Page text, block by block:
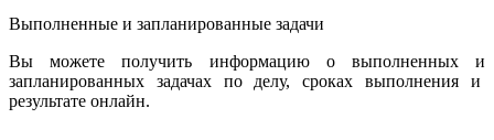
Выполненные и запланированные задачи
Вы можете получить информацию о выполненных и
запланированных задачах по делу, сроках выполнения и
результате онлайн.